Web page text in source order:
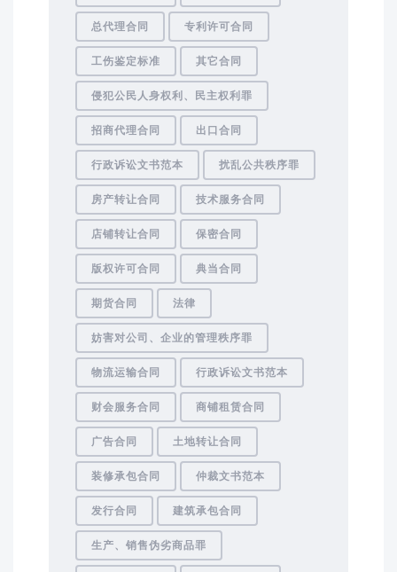
总代理合同 专利许可合同
工伤鉴定标准 其它合同
侵犯公民人身权利、民主权利罪
招商代理合同 出口合同
行政诉讼文书范本 扰乱公共秩序罪
房产转让合同 技术服务合同
店铺转让合同 保密合同
版权许可合同 典当合同
期货合同 法律
妨害对公司、企业的管理秩序罪
物流运输合同 行政诉讼文书范本
财会服务合同 商铺租赁合同
广告合同 土地转让合同
装修承包合同 仲裁文书范本
发行合同 建筑承包合同
生产、销售伪劣商品罪